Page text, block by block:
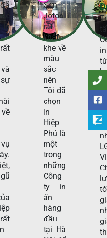
Sơn
Joton
rất
khắt
khe về
màu
sắc
nên
Tôi đã
chọn
In
Hiệp
Phú là
một
trong
những
Công
ty in
ấn
hàng
đầu
tại Hà